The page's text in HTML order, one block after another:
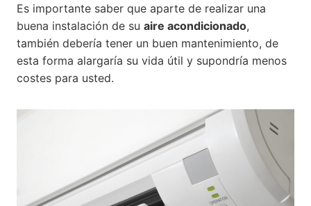
Es importante saber que aparte de realizar una
buena instalación de su aire acondicionado,
también debería tener un buen mantenimiento, de
esta forma alargaría su vida útil y supondría menos
costes para usted.